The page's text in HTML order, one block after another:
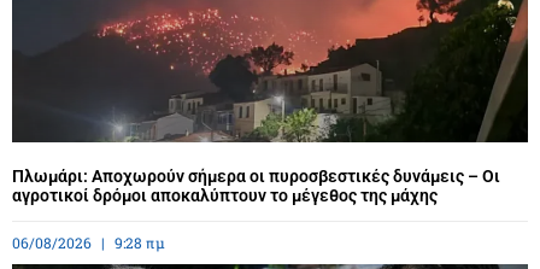
Πλωμάρι: Αποχωρούν σήμερα οι πυροσβεστικές δυνάμεις – Οι
αγροτικοί δρόμοι αποκαλύπτουν το μέγεθος της μάχης
06/08/2026 9:28 πμ